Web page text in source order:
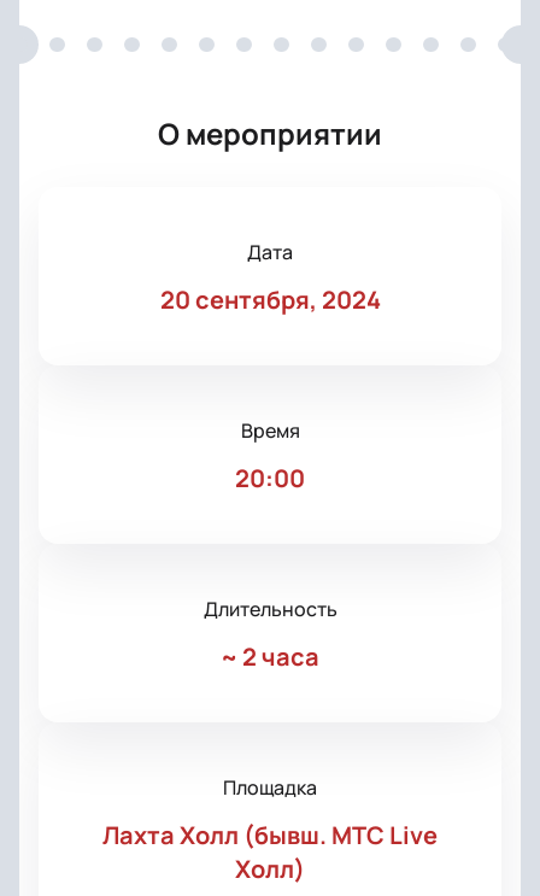
О мероприятии
Дата
20 сентября, 2024
Время
20:00
Длительность
~ 2 часа
Площадка
Лахта Холл (бывш. МТС Live
Холл)